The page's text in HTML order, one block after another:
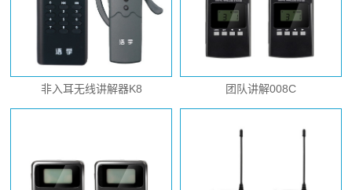
非入耳无线讲解器K8 团队讲解008C